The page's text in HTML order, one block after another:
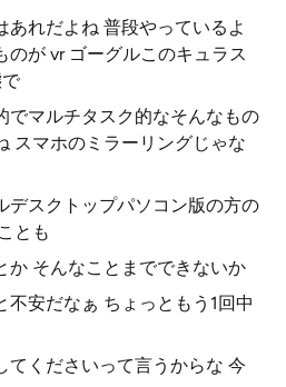
あれだよね 普段やっているよ
のが vr ゴーグルこのキュラス
でマルチタスク的なそんなもの
スマホのミラーリングじゃな
デスクトップパソコン版の方の
とも
か そんなことまでできないか
不安だなぁ ちょっともう1回中
てくださいって言うからな 今